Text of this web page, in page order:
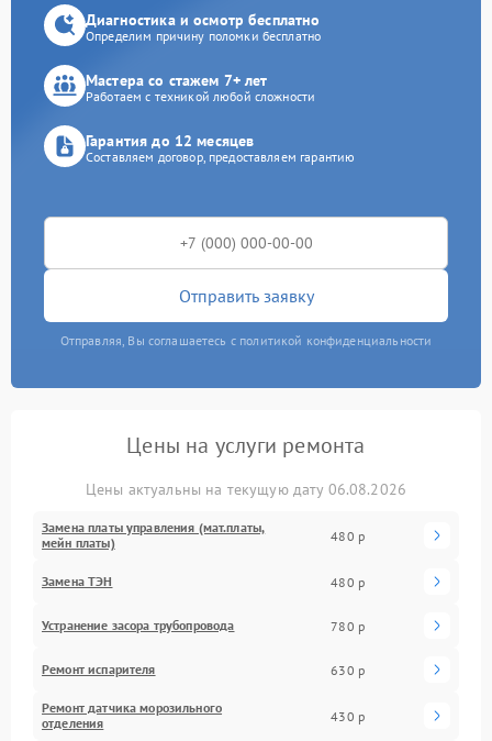
Диагностика и осмотр бесплатно
Определим причину поломки бесплатно
Мастера со стажем 7+ лет
Работаем с техникой любой сложности
Гарантия до 12 месяцев
Составляем договор, предоставляем гарантию
Отправить заявку
Отправляя, Вы соглашаетесь с политикой конфиденциальности
Цены на услуги ремонта
Цены актуальны на текущую дату 06.08.2026
Замена платы управления (мат.платы,
мейн платы)
480 р
Замена ТЭН 480 р
Устранение засора трубопровода 780 р
Ремонт испарителя 630 р
Ремонт датчика морозильного
отделения
430 р